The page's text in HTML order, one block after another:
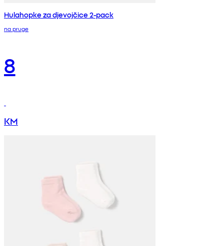
Hulahopke za djevojčice 2-pack
na pruge
8
KM